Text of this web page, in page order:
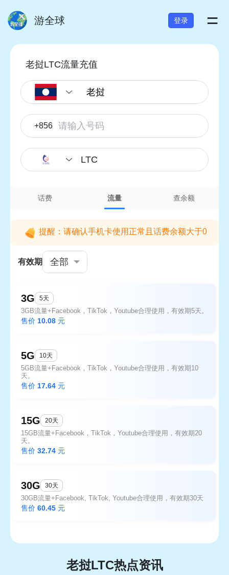
游全球 登录 =
老挝LTC流量充值
+856
LTC
话费 流量 查余额
提醒：请确认手机卡使用正常且话费余额大于0
有效期 全部
3G 5天
3GB流量+Facebook，TikTok，Youtube合理使用，有效期5天。
售价 10.08 元
5G 10天
5GB流量+Facebook，TikTok，Youtube合理使用，有效期10
天。
售价 17.64 元
15G 20天
15GB流量+Facebook，TikTok，Youtube合理使用，有效期20
天。
售价 32.74 元
30G 30天
30GB流量+Facebook, TikTok, Youtube合理使用，有效期30天
售价 60.45 元
老挝LTC热点资讯